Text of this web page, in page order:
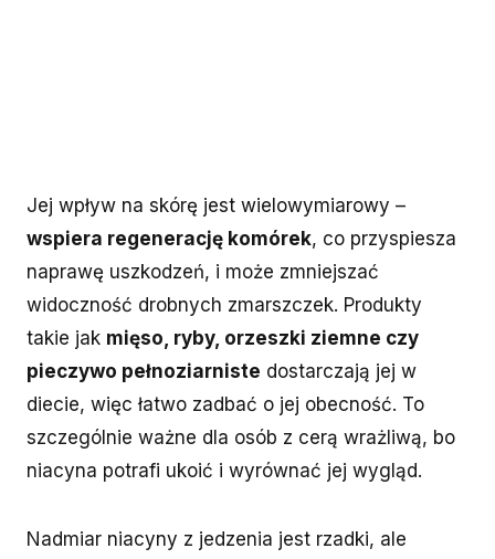
Jej wpływ na skórę jest wielowymiarowy –
wspiera regenerację komórek, co przyspiesza
naprawę uszkodzeń, i może zmniejszać
widoczność drobnych zmarszczek. Produkty
takie jak mięso, ryby, orzeszki ziemne czy
pieczywo pełnoziarniste dostarczają jej w
diecie, więc łatwo zadbać o jej obecność. To
szczególnie ważne dla osób z cerą wrażliwą, bo
niacyna potrafi ukoić i wyrównać jej wygląd.
Nadmiar niacyny z jedzenia jest rzadki, ale